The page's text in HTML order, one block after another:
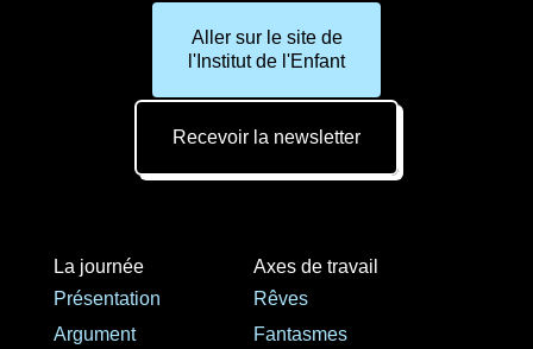
Aller sur le site de
l'Institut de l'Enfant
Recevoir la newsletter
La journée
Présentation
Argument
Axes de travail
Rêves
Fantasmes